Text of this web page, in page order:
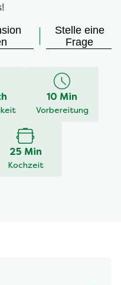
Stelle eine
Frage
10 Min
Vorbereitung
25 Min
Kochzeit